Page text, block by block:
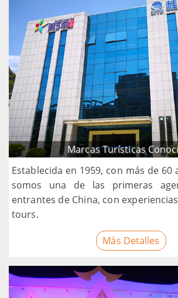
Marcas Turísticas
Establecida en 1959, con más de 60
somos una de las primeras
entrantes de China, con
tours.
Más Detalles